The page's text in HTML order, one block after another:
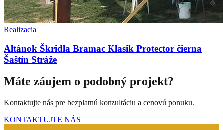
Realizacia
Altánok Škridla Bramac Klasik Protector čierna
Šaštín Stráže
Máte záujem o podobný projekt?
Kontaktujte nás pre bezplatnú konzultáciu a cenovú ponuku.
KONTAKTUJTE NÁS